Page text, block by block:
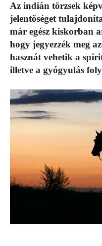
Az indián törzsek
jelentőséget
már egész kiskorban
hogy jegyezzék meg
hasznát vehetik a
illetve a gyógyulás